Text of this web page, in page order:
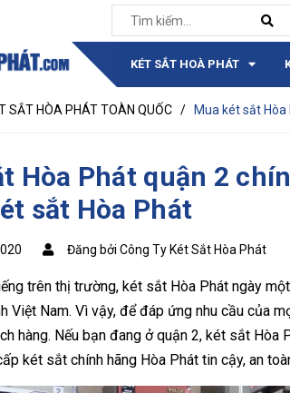
KÉT SẮT HOÀ PHÁT
SẮT HÒA PHÁT TOÀN QUỐC / Mua két sắt
Hòa Phát quận 2
sắt Hòa Phát
Đăng bởi Công Ty Két Sắt Hòa Phát
trên thị trường, két sắt Hòa Phát ngày
Việt Nam. Vì vậy, để đáp ứng nhu cầu của
hàng. Nếu bạn đang ở quận 2, két sắt
két sắt chính hãng Hòa Phát tin cậy, an